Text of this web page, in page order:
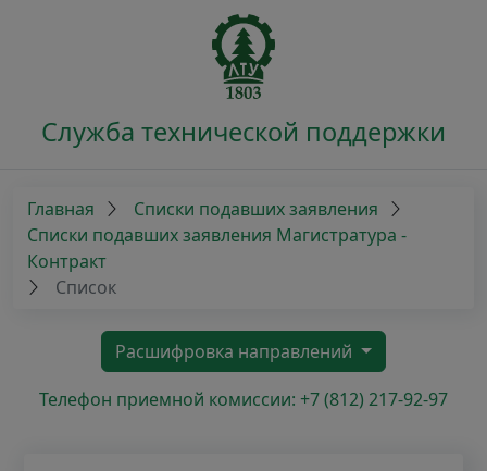
Служба технической поддержки
Главная
Списки подавших заявления
Списки подавших заявления Магистратура -
Контракт
Список
Расшифровка направлений
Телефон приемной комиссии: +7 (812) 217-92-97